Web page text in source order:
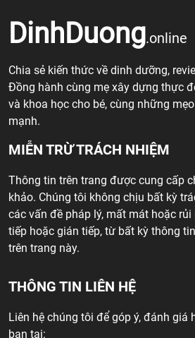
DinhDuong.online
Chia sẻ kiến thức về dinh dưỡng,
Đồng hành cùng mẹ xây dựng thực
và khoa học cho bé, cùng những
mạnh.
MIỄN TRỪ TRÁCH NHIỆM
Thông tin trên trang được cung cấp
khảo. Chúng tôi không chịu bất kỳ
các vấn đề pháp lý, mất mát hoặc
tiếp hoặc gián tiếp, từ bất kỳ thông
trên trang này.
THÔNG TIN LIÊN HỆ
Liên hệ chúng tôi để góp ý, đánh giá
bạn tại: